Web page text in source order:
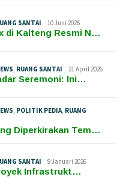
SANTAI 10 Juni 2026
di Kalteng Resmi N…
RUANG SANTAI 21 April 2026
Seremoni: Ini…
POLITIK PEDIA RUANG
Diperkirakan Tem…
SANTAI 9 Januari 2026
Infrastrukt…